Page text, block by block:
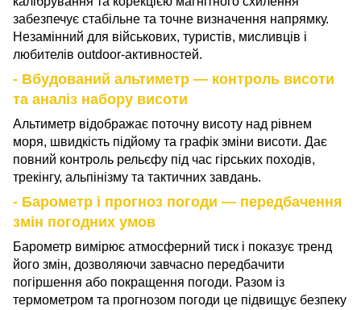
забезпечує стабільне та точне визначення напрямку.
Незамінний для військових, туристів, мисливців і
любителів outdoor-активностей.
- Вбудований альтиметр — контроль висоти
та аналіз набору висоти
Альтиметр відображає поточну висоту над рівнем
моря, швидкість підйому та графік зміни висоти. Дає
повний контроль рельєфу під час гірських походів,
трекінгу, альпінізму та тактичних завдань.
- Барометр і прогноз погоди — передбачення
змін погодних умов
Барометр вимірює атмосферний тиск і показує тренд
його змін, дозволяючи завчасно передбачити
погіршення або покращення погоди. Разом із
термометром та прогнозом погоди це підвищує безпеку